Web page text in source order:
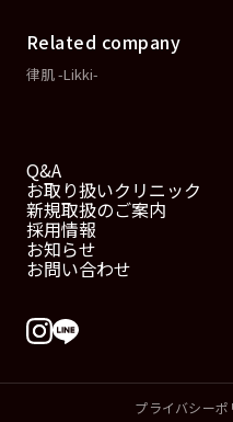
Related company
律肌 -Likki-
Q&A
お取り扱いクリニック
新規取扱のご案内
採用情報
お知らせ
お問い合わせ
プライバシーポ